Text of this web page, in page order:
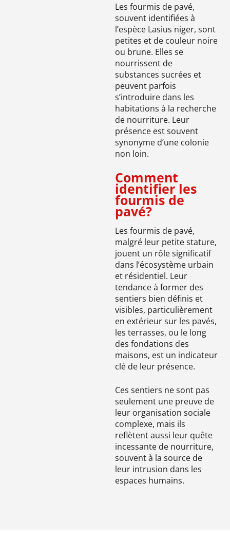
Les fourmis de pavé,
souvent identifiées à
l’espèce Lasius niger, sont
petites et de couleur noire
ou brune. Elles se
nourrissent de
substances sucrées et
peuvent parfois
s’introduire dans les
habitations à la recherche
de nourriture. Leur
présence est souvent
synonyme d’une colonie
non loin.
Comment
identifier les
fourmis de
pavé?
Les fourmis de pavé,
malgré leur petite stature,
jouent un rôle significatif
dans l’écosystème urbain
et résidentiel. Leur
tendance à former des
sentiers bien définis et
visibles, particulièrement
en extérieur sur les pavés,
les terrasses, ou le long
des fondations des
maisons, est un indicateur
clé de leur présence.
Ces sentiers ne sont pas
seulement une preuve de
leur organisation sociale
complexe, mais ils
reflètent aussi leur quête
incessante de nourriture,
souvent à la source de
leur intrusion dans les
espaces humains.